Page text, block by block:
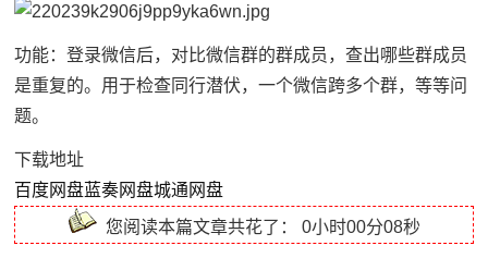
功能：登录微信后，对比微信群的群成员，查出哪些群成员
是重复的。用于检查同行潜伏，一个微信跨多个群，等等问
题。
下载地址
百度网盘蓝奏网盘城通网盘
您阅读本篇文章共花了：
0小时00分08秒